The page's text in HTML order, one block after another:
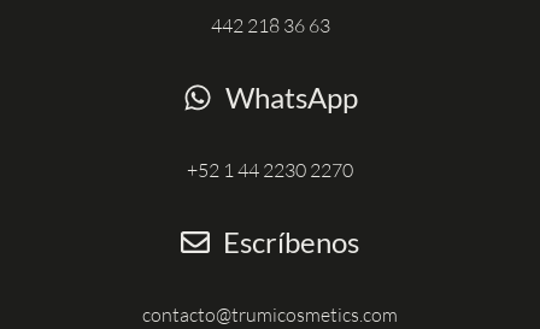
442 218 36 63
WhatsApp
+52 1 44 2230 2270
Escríbenos
contacto@trumicosmetics.com